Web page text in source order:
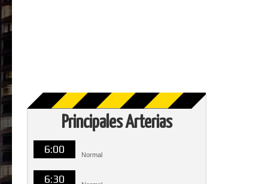
Principales Arterias
6:00 Normal
6:30